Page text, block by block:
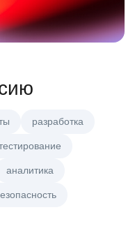
разработка
аналитика